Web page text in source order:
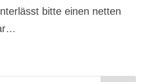
bitte einen netten